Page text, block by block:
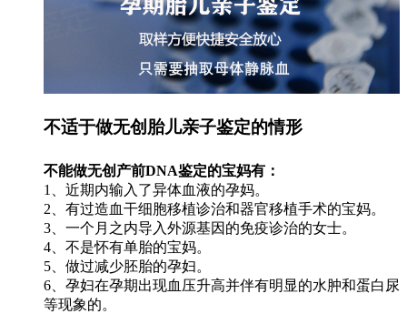
不适于做无创胎儿亲子鉴定的情形
不能做无创产前DNA鉴定的宝妈有：
1、近期内输入了异体血液的孕妈。
2、有过造血干细胞移植诊治和器官移植手术的宝妈。
3、一个月之内导入外源基因的免疫诊治的女士。
4、不是怀有单胎的宝妈。
5、做过减少胚胎的孕妇。
6、孕妇在孕期出现血压升高并伴有明显的水肿和蛋白尿
等现象的。